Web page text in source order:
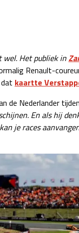
wel. Het publiek in
Renault-
kaartte
de Nederlander
En als hij
je races